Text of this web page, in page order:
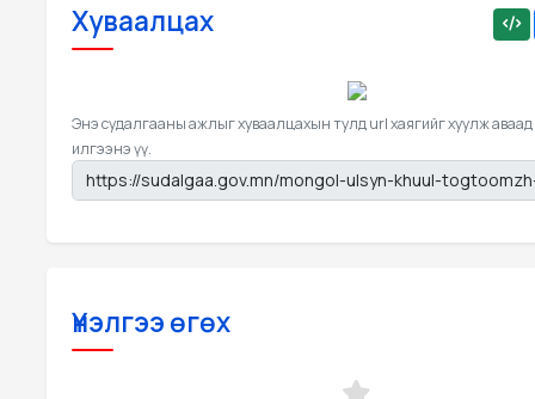
Хуваалцах
Энэ судалгааны ажлыг хуваалцахын тулд url хаягийг хуулж аваад
илгээнэ үү.
Үнэлгээ өгөх